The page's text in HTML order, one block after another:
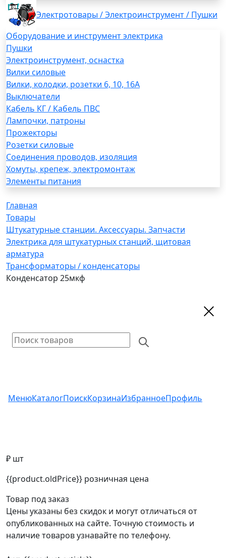
Электротовары / Электроинструмент / Пушки
Оборудование и инструмент электрика
Пушки
Электроинструмент, оснастка
Вилки силовые
Вилки, колодки, розетки 6, 10, 16А
Выключатели
Кабель КГ / Кабель ПВС
Лампочки, патроны
Прожекторы
Розетки силовые
Соединения проводов, изоляция
Хомуты, крепеж, электромонтаж
Элементы питания
Главная
Товары
Штукатурные станции. Аксессуары. Запчасти
Электрика для штукатурных станций, щитовая
арматура
Трансформаторы / конденсаторы
Конденсатор 25мкф
МенюКаталогПоискКорзинаИзбранноеПрофиль
₽ шт
{{product.oldPrice}} розничная цена
Товар под заказ
Цены указаны без скидок и могут отличаться от
опубликованных на сайте. Точную стоимость и
наличие товаров узнавайте по телефону.